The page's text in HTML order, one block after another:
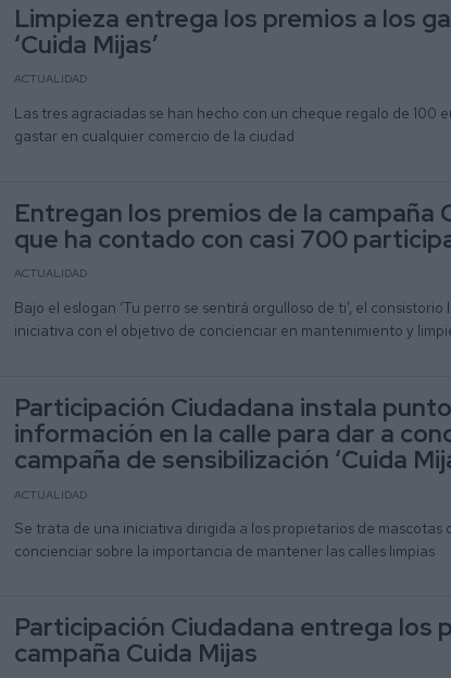
Limpieza entrega los premios a los
‘Cuida Mijas’
ACTUALIDAD
Las tres agraciadas se han hecho con un cheque regalo de 100
gastar en cualquier comercio de la ciudad
Entregan los premios de la campaña
que ha contado con casi 700
ACTUALIDAD
Bajo el eslogan ‘Tu perro se sentirá orgulloso de ti’, el consistorio
iniciativa con el objetivo de concienciar en mantenimiento y
Participación Ciudadana instala
información en la calle para dar a
campaña de sensibilización ‘Cuida
ACTUALIDAD
Se trata de una iniciativa dirigida a los propietarios de mascotas
concienciar sobre la importancia de mantener las calles limpias
Participación Ciudadana entrega los
campaña Cuida Mijas